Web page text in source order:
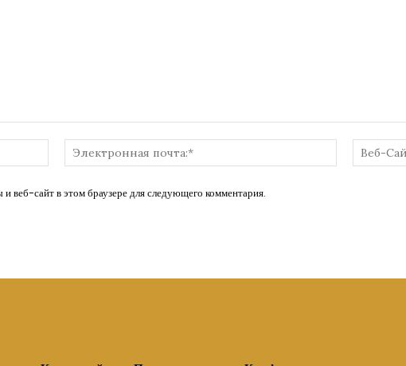
Имя:*
Электронная
почта:*
веб-сайт в этом браузере для следующего комментария.